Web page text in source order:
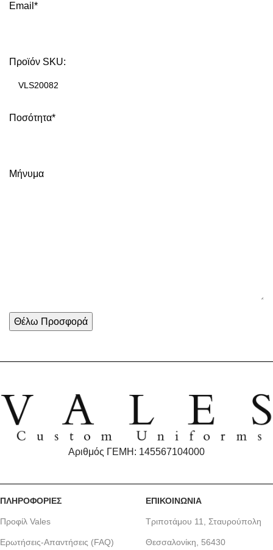
Email*
Προϊόν SKU:
Ποσότητα*
Μήνυμα
Αριθμός ΓΕΜΗ: 145567104000
ΠΛΗΡΟΦΟΡΙΕΣ
Προφίλ Vales
Ερωτήσεις-Απαντήσεις (FAQ)
ΕΠΙΚΟΙΝΩΝΙΑ
Τριποτάμου 11, Σταυρούπολη
Θεσσαλονίκη, 56430